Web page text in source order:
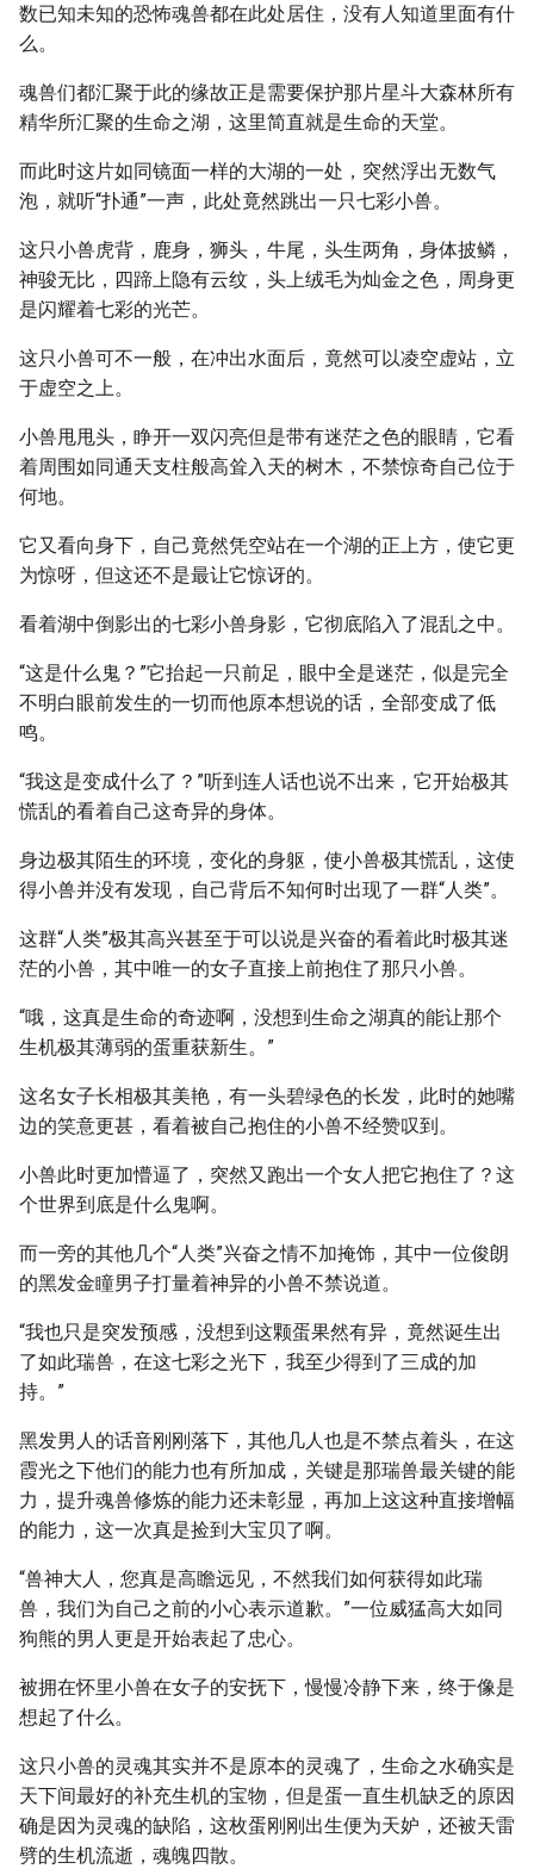
数已知未知的恐怖魂兽都在此处居住，没有人知道里面有什
么。
魂兽们都汇聚于此的缘故正是需要保护那片星斗大森林所有
精华所汇聚的生命之湖，这里简直就是生命的天堂。
而此时这片如同镜面一样的大湖的一处，突然浮出无数气
泡，就听“扑通”一声，此处竟然跳出一只七彩小兽。
这只小兽虎背，鹿身，狮头，牛尾，头生两角，身体披鳞，
神骏无比，四蹄上隐有云纹，头上绒毛为灿金之色，周身更
是闪耀着七彩的光芒。
这只小兽可不一般，在冲出水面后，竟然可以凌空虚站，立
于虚空之上。
小兽甩甩头，睁开一双闪亮但是带有迷茫之色的眼睛，它看
着周围如同通天支柱般高耸入天的树木，不禁惊奇自己位于
何地。
它又看向身下，自己竟然凭空站在一个湖的正上方，使它更
为惊呀，但这还不是最让它惊讶的。
看着湖中倒影出的七彩小兽身影，它彻底陷入了混乱之中。
“这是什么鬼？”它抬起一只前足，眼中全是迷茫，似是完全
不明白眼前发生的一切而他原本想说的话，全部变成了低
鸣。
“我这是变成什么了？”听到连人话也说不出来，它开始极其
慌乱的看着自己这奇异的身体。
身边极其陌生的环境，变化的身躯，使小兽极其慌乱，这使
得小兽并没有发现，自己背后不知何时出现了一群“人类”。
这群“人类”极其高兴甚至于可以说是兴奋的看着此时极其迷
茫的小兽，其中唯一的女子直接上前抱住了那只小兽。
“哦，这真是生命的奇迹啊，没想到生命之湖真的能让那个
生机极其薄弱的蛋重获新生。”
这名女子长相极其美艳，有一头碧绿色的长发，此时的她嘴
边的笑意更甚，看着被自己抱住的小兽不经赞叹到。
小兽此时更加懵逼了，突然又跑出一个女人把它抱住了？这
个世界到底是什么鬼啊。
而一旁的其他几个“人类”兴奋之情不加掩饰，其中一位俊朗
的黑发金瞳男子打量着神异的小兽不禁说道。
“我也只是突发预感，没想到这颗蛋果然有异，竟然诞生出
了如此瑞兽，在这七彩之光下，我至少得到了三成的加
持。”
黑发男人的话音刚刚落下，其他几人也是不禁点着头，在这
霞光之下他们的能力也有所加成，关键是那瑞兽最关键的能
力，提升魂兽修炼的能力还未彰显，再加上这这种直接增幅
的能力，这一次真是捡到大宝贝了啊。
“兽神大人，您真是高瞻远见，不然我们如何获得如此瑞
兽，我们为自己之前的小心表示道歉。”一位威猛高大如同
狗熊的男人更是开始表起了忠心。
被拥在怀里小兽在女子的安抚下，慢慢冷静下来，终于像是
想起了什么。
这只小兽的灵魂其实并不是原本的灵魂了，生命之水确实是
天下间最好的补充生机的宝物，但是蛋一直生机缺乏的原因
确是因为灵魂的缺陷，这枚蛋刚刚出生便为天妒，还被天雷
劈的生机流逝，魂魄四散。